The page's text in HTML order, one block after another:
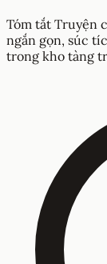
Tóm tắt Truyện
ngắn gọn, súc
trong kho tàng